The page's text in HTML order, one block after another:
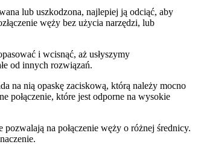
lub uszkodzona, najlepiej ją odciąć, aby
węży bez użycia narzędzi, lub
i wcisnąć, aż usłyszymy
od innych rozwiązań.
na nią opaskę zaciskową, którą należy mocno
połączenie, które jest odporne na wysokie
na połączenie węży o różnej średnicy.